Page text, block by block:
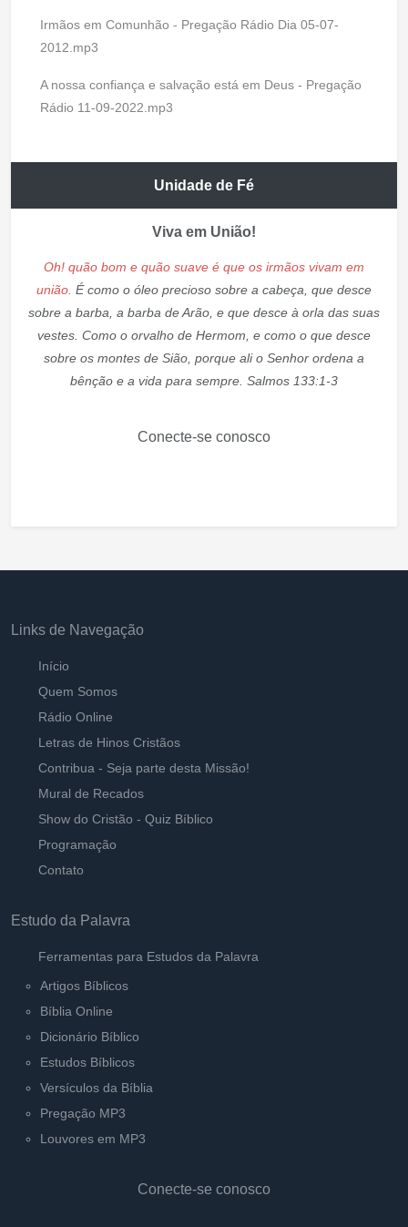
Irmãos em Comunhão - Pregação Rádio Dia 05-07-
2012.mp3
A nossa confiança e salvação está em Deus - Pregação
Rádio 11-09-2022.mp3
Unidade de Fé
Viva em União!
Oh! quão bom e quão suave é que os irmãos vivam em
união. É como o óleo precioso sobre a cabeça, que desce
sobre a barba, a barba de Arão, e que desce à orla das suas
vestes. Como o orvalho de Hermom, e como o que desce
sobre os montes de Sião, porque ali o Senhor ordena a
bênção e a vida para sempre. Salmos 133:1-3
Conecte-se conosco
Links de Navegação
Início
Quem Somos
Rádio Online
Letras de Hinos Cristãos
Contribua - Seja parte desta Missão!
Mural de Recados
Show do Cristão - Quiz Bíblico
Programação
Contato
Estudo da Palavra
Ferramentas para Estudos da Palavra
Artigos Bíblicos
Bíblia Online
Dicionário Bíblico
Estudos Bíblicos
Versículos da Bíblia
Pregação MP3
Louvores em MP3
Conecte-se conosco